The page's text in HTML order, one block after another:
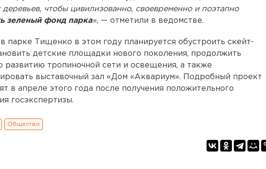
чтобы цивилизованно, своевременно и поэтапно
зеленый фонд парка», — отметили в ведомстве.
парке Тищенко в этом году планируется обустроить скейт-
детские площадки нового поколения, продолжить
развитию тропиночной сети и освещения, а также
выставочный зал «Дом «Аквариум». Подробный проект
в апреле этого года после получения положительного
госэкспертизы.
Общество